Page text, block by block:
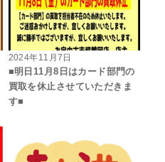
2024年11月7日
■明日11月8日はカード部門の
買取を休止させていただきま
す■